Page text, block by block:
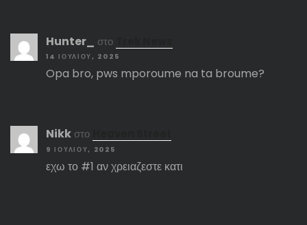
Hunter_ στο
14 ΙΟΥΛΊΟΥ, 2025
Opa bro, pws mporoume na ta broume?
Nikk στο
9 ΙΟΥΛΊΟΥ, 2025
εχω το #1 αν χρειαζεστε κατι